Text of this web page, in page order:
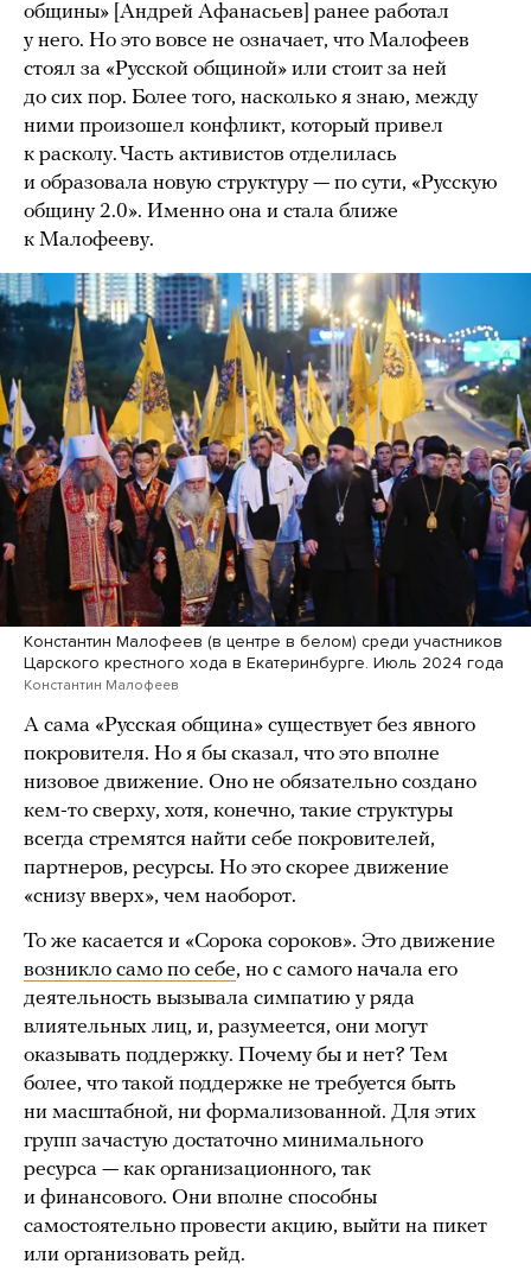
общины» [Андрей Афанасьев] ранее работал
у него. Но это вовсе не означает, что Малофеев
стоял за «Русской общиной» или стоит за ней
до сих пор. Более того, насколько я знаю, между
ними произошел конфликт, который привел
к расколу. Часть активистов отделилась
и образовала новую структуру — по сути, «Русскую
общину 2.0». Именно она и стала ближе
к Малофееву.
Константин Малофеев (в центре в белом) среди участников
Царского крестного хода в Екатеринбурге. Июль 2024 года
Константин Малофеев
А сама «Русская община» существует без явного
покровителя. Но я бы сказал, что это вполне
низовое движение. Оно не обязательно создано
кем-то сверху, хотя, конечно, такие структуры
всегда стремятся найти себе покровителей,
партнеров, ресурсы. Но это скорее движение
«снизу вверх», чем наоборот.
То же касается и «Сорока сороков». Это движение
возникло само по себе, но с самого начала его
деятельность вызывала симпатию у ряда
влиятельных лиц, и, разумеется, они могут
оказывать поддержку. Почему бы и нет? Тем
более, что такой поддержке не требуется быть
ни масштабной, ни формализованной. Для этих
групп зачастую достаточно минимального
ресурса — как организационного, так
и финансового. Они вполне способны
самостоятельно провести акцию, выйти на пикет
или организовать рейд.